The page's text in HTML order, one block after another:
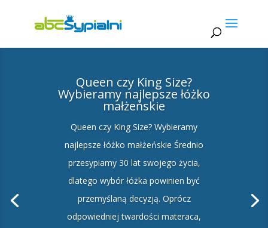
Queen czy King Size?
Wybieramy najlepsze łóżko
małżeńskie
Queen czy King Size? Wybieramy
najlepsze łóżko małżeńskie Średnio
przesypiamy 30 lat swojego życia,
dlatego wybór łóżka powinien być
przemyślaną decyzją. Oprócz
odpowiedniej twardości materaca,